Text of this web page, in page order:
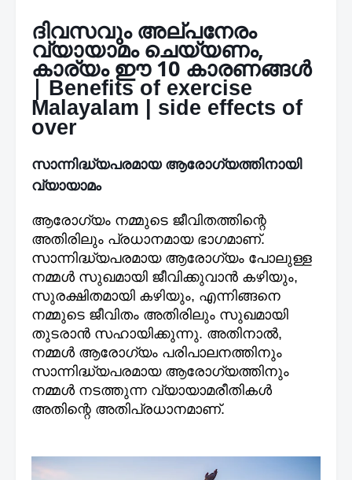
ദിവസവും അല്പനേരം
വ്യായാമം ചെയ്യണം,
കാര്യം ഈ 10 കാരണങ്ങൾ
|Benefits of exercise
Malayalam | side effects of
over
സാന്നിദ്ധ്യപരമായ ആരോഗ്യത്തിനായി
വ്യായാമം
ആരോഗ്യം നമ്മുടെ ജീവിതത്തിന്റെ
അതിരിലും പ്രധാനമായ ഭാഗമാണ്.
സാന്നിദ്ധ്യപരമായ ആരോഗ്യം പോലുള്ള
നമ്മൾ സുഖമായി ജീവിക്കുവാൻ കഴിയും,
സുരക്ഷിതമായി കഴിയും, എന്നിങ്ങനെ
നമ്മുടെ ജീവിതം അതിരിലും സുഖമായി
തുടരാൻ സഹായിക്കുന്നു. അതിനാൽ,
നമ്മൾ ആരോഗ്യം പരിപാലനത്തിനും
സാന്നിദ്ധ്യപരമായ ആരോഗ്യത്തിനും
നമ്മൾ നടത്തുന്ന വ്യായാമരീതികൾ
അതിന്റെ അതിപ്രധാനമാണ്.